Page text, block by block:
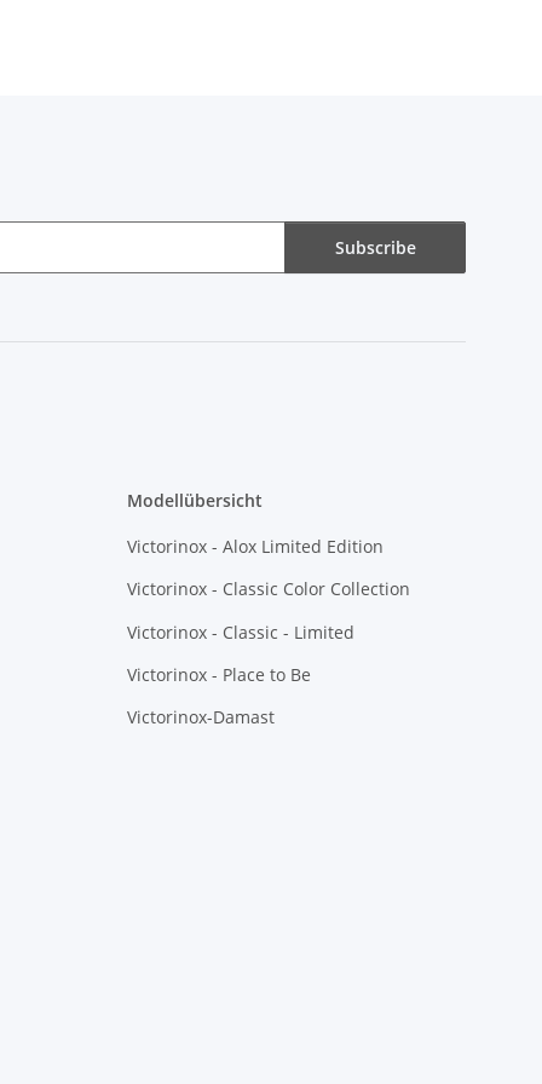
Subscribe
Modellübersicht
Victorinox - Alox Limited Edition
Victorinox - Classic Color Collection
Victorinox - Classic - Limited
Victorinox - Place to Be
Victorinox-Damast